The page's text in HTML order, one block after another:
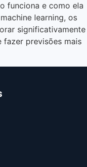
funciona e como ela
learning, os
significativamente
fazer previsões mais